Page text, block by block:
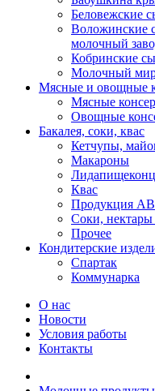
Беловежские
Воложинские
молочный
Кобринские
Молочный мир
Мясные и овощные
Мясные
Овощные
Бакалея, соки, квас
Кетчупы,
Макароны
Квас
Продукция
Соки, нектары
Прочее
Кондитерские
Спартак
Коммунарка
О нас
Новости
Условия работы
Контакты